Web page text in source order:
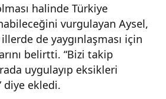
halinde Türkiye
vurgulayan Aysel,
de yaygınlaşması için
belirtti. “Bizi takip
uygulayıp eksikleri
diye ekledi.